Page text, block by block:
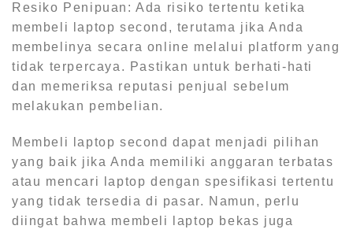
Resiko Penipuan: Ada risiko tertentu ketika
membeli laptop second, terutama jika Anda
membelinya secara online melalui platform yang
tidak terpercaya. Pastikan untuk berhati-hati
dan memeriksa reputasi penjual sebelum
melakukan pembelian.
Membeli laptop second dapat menjadi pilihan
yang baik jika Anda memiliki anggaran terbatas
atau mencari laptop dengan spesifikasi tertentu
yang tidak tersedia di pasar. Namun, perlu
diingat bahwa membeli laptop bekas juga